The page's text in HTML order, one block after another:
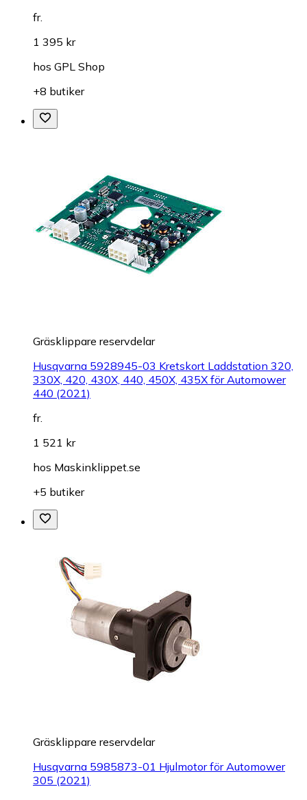
fr.
1 395 kr
hos GPL Shop
+8 butiker
Gräsklippare reservdelar
Husqvarna 5928945-03 Kretskort Laddstation 320,
330X, 420, 430X, 440, 450X, 435X för Automower
440 (2021)
fr.
1 521 kr
hos Maskinklippet.se
+5 butiker
Gräsklippare reservdelar
Husqvarna 5985873-01 Hjulmotor för Automower
305 (2021)